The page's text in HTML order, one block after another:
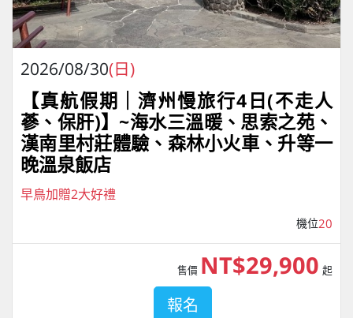
2026/08/30(日)
【真航假期｜濟州慢旅行4⽇(不走人
蔘、保肝)】~海水三溫暖、思索之苑、
漢南里村莊體驗、森林小火車、升等一
晚溫泉飯店
早鳥加贈2大好禮
機位20
售價 NT$29,900 起
報名